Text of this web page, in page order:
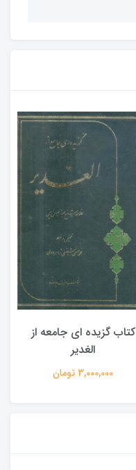
کتاب گزیده ای جامعه از
الغدیر
3,000,000 تومان